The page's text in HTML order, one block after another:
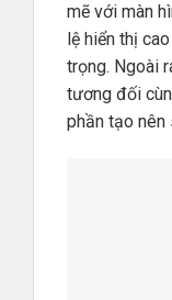
mẽ với màn
lệ hiển thị
trọng. Ngoài
tương đối
phần tạo nên